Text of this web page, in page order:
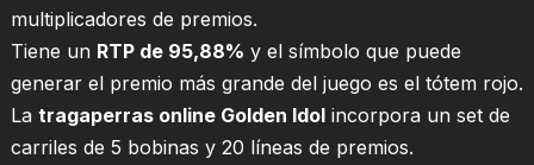
multiplicadores de premios.
Tiene un RTP de 95,88% y el símbolo que puede
generar el premio más grande del juego es el tótem rojo.
La tragaperras online Golden Idolincorpora un set de
carriles de 5 bobinas y 20 líneas de premios.